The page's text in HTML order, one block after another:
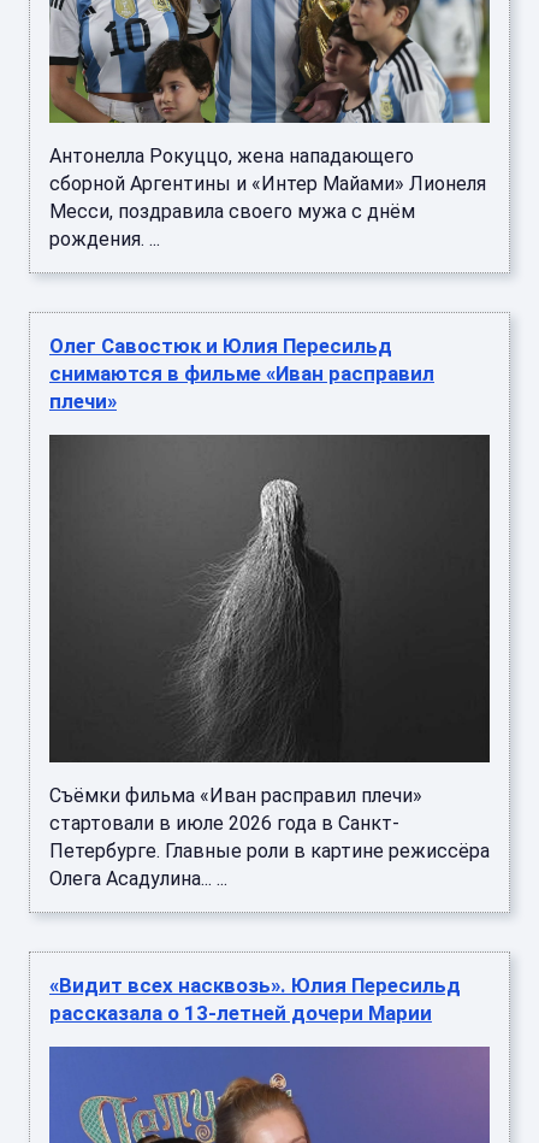
Антонелла Рокуццо, жена нападающего
сборной Аргентины и «Интер Майами» Лионеля
Месси, поздравила своего мужа с днём
рождения. ...
Олег Савостюк и Юлия Пересильд
снимаются в фильме «Иван расправил
плечи»
Съёмки фильма «Иван расправил плечи»
стартовали в июле 2026 года в Санкт-
Петербурге. Главные роли в картине режиссёра
Олега Асадулина... ...
«Видит всех насквозь». Юлия Пересильд
рассказала о 13-летней дочери Марии